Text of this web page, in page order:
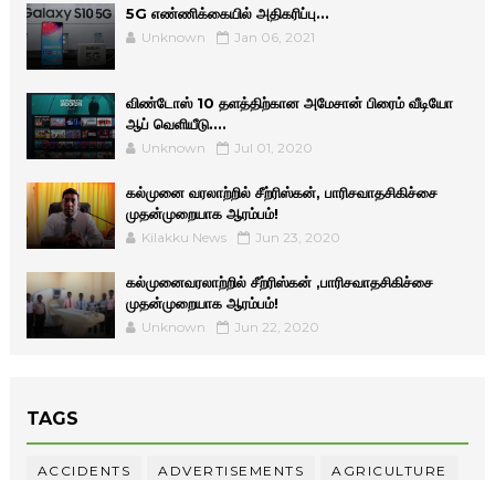
5G எண்ணிக்கையில் அதிகரிப்பு...
Unknown Jan 06, 2021
விண்டோஸ் 10 தளத்திற்கான அமேசான் பிரைம் வீடியோ
ஆப் வெளியீடு....
Unknown Jul 01, 2020
கல்முனை வரலாற்றில் சீற்ரிஸ்கன், பாரிசவாதசிகிச்சை
முதன்முறையாக ஆரம்பம்!
Kilakku News Jun 23, 2020
கல்முனைவரலாற்றில் சீற்ரிஸ்கன் ,பாரிசவாதசிகிச்சை
முதன்முறையாக ஆரம்பம்!
Unknown Jun 22, 2020
TAGS
ACCIDENTS ADVERTISEMENTS AGRICULTURE